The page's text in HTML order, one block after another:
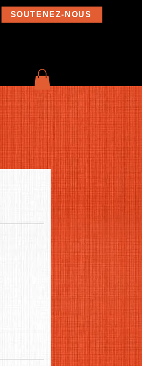
SOUTENEZ-NOUS